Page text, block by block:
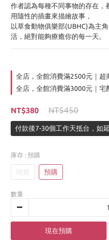
作者認為每種不同事物的存在
用隨性的插畫來描繪故事，
以草食動物俱樂部(UBHC)為主
活，絕對能夠療癒你的每一天。
全店，全館消費滿2500元｜超
全店，全館消費滿3000元｜宅
NT$380 NT$450
付款後7-30個工作天抵台，如
庫存 : 預購
現貨 預購
數量
現在預購